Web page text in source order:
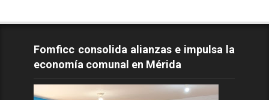
Fomficc consolida alianzas e impulsa la
economía comunal en Mérida